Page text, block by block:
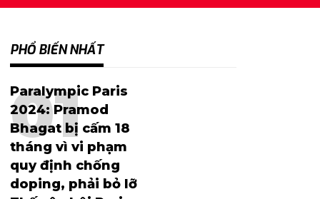
PHỔ BIẾN NHẤT
Paralympic Paris
2024: Pramod
Bhagat bị cấm 18
tháng vì vi phạm
quy định chống
doping, phải bỏ lỡ